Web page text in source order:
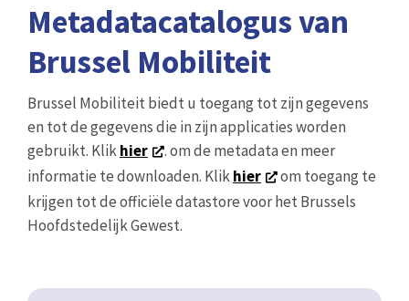
Metadatacatalogus van
Brussel Mobiliteit
Brussel Mobiliteit biedt u toegang tot zijn gegevens
en tot de gegevens die in zijn applicaties worden
gebruikt. Klikhier
. om de metadata en meer
informatie te downloaden. Klikhier
om toegang te
krijgen tot de officiële datastore voor het Brussels
Hoofdstedelijk Gewest.